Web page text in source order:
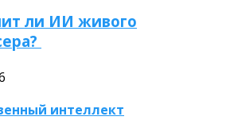
ли ИИ живого
интеллект